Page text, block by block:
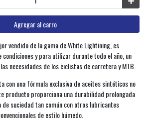
Agregar al carro
vendido de la gama de White Lightining, es
y para utilizar durante todo el año, un
necesidades de los ciclistas de carretera y MTB.
con una fórmula exclusiva de aceites sintéticos no
producto proporciona una durabilidad prolongada
de suciedad tan común con otros lubricantes
de estilo húmedo.